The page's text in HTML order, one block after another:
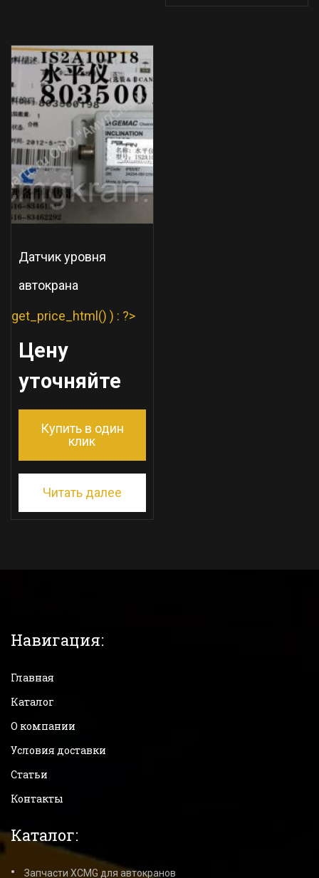
Датчик уровня
автокрана
get_price_html() ) : ?>
Цену
уточняйте
Купить в один
клик
Читать далее
Навигация:
Главная
Каталог
О компании
Условия доставки
Статьи
Контакты
Каталог:
Запчасти XCMG для автокранов